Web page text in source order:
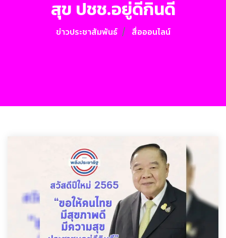
สุข ปชช.อยู่ดีกินดี
ข่าวประชาสัมพันธ์ สื่อออนไลน์